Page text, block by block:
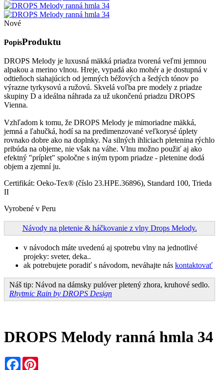
Nové
PopisProduktu
DROPS Melody je luxusná mäkká priadza tvorená veľmi jemnou
alpakou a merino vlnou. Hreje, vypadá ako mohér a je dostupná v
odtieňoch siahajúcich od jemných béžových a šedých tónov po
výrazne tyrkysovú a ružovú. Skvelá voľba pre modely z priadze
skupiny D a ideálna náhrada za už ukončenú priadzu DROPS
Vienna.
Vzhľadom k tomu, že DROPS Melody je mimoriadne mäkká,
jemná a ľahučká, hodí sa na predimenzované veľkorysé úplety
rovnako dobre ako na doplnky. Na silných ihliciach pletenina rýchlo
pribúda na objeme, nie však na váhe. Vlnu možno použiť aj ako
efektný "príplet" spoločne s iným typom priadze - pletenine dodá
objem a zjemní ju.
Certifikát: Oeko-Tex® (číslo 23.HPE.36896), Standard 100, Trieda
II
Vyrobené v Peru
Návody na pletenie & háčkovanie z vlny Drops Melody.
v návodoch máte uvedenú aj spotrebu vlny na jednotlivé
projeky: sveter, deka..
ak potrebujete poradiť s návodom, neváhajte nás kontaktovať
Náš tip: Návod na dámsky pulóver pletený zhora, kruhové sedlo.
Rhytmic Rain by DROPS Design
DROPS Melody ranná hmla 34
Facebook